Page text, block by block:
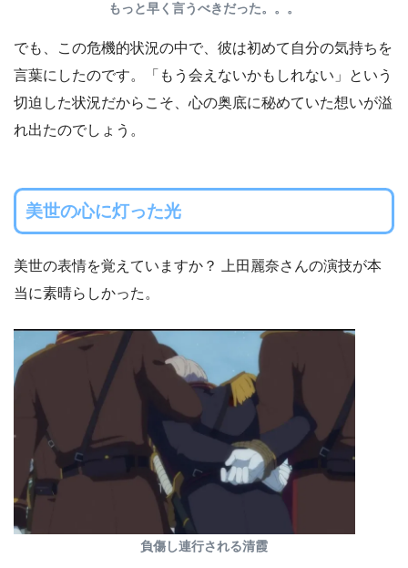
もっと早く言うべきだった。。。
でも、この危機的状況の中で、彼は初めて自分の気持ちを
言葉にしたのです。「もう会えないかもしれない」という
切迫した状況だからこそ、心の奥底に秘めていた想いが溢
れ出たのでしょう。
美世の心に灯った光
美世の表情を覚えていますか？ 上田麗奈さんの演技が本
当に素晴らしかった。
負傷し連行される清霞